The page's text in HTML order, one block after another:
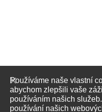
Používáme naše vlastní
abychom zlepšili vaše
používáním našich
používání našich